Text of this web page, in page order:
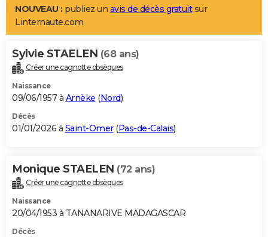
LIFESTYLE
Art de vivre
Bien-être
Loisirs
Mode
Modes de vie
Alimentation
Guide de la santé
Maladies
Médicaments
Sommeil
VOYAGE
Destinations
City break
Voyage nature
Voyage de noces
Forum
Climat
+PHOTO
GUIDES D'ACHAT
BONS PLANS
Carte de Noël
Carte Bonne année
Carte Saint-Valentin
Carte Pâques
Carte d'anniversaire
DICTIONNAIRE
Dictionnaire
Biographies
Citations
Expressions
Proverbes
PROGRAMME TV
NOUVEAU : publiez un avis de décès gratuitsur
Linternaute.com
Sylvie STAELEN (68 ans)
Créer une cagnotte obsèques
Naissance
09/06/1957 à Arnèke (Nord)
Décès
01/01/2026 à Saint-Omer(Pas-de-Calais)
Monique STAELEN (72 ans)
Créer une cagnotte obsèques
Naissance
20/04/1953 à TANANARIVE MADAGASCAR
Décès